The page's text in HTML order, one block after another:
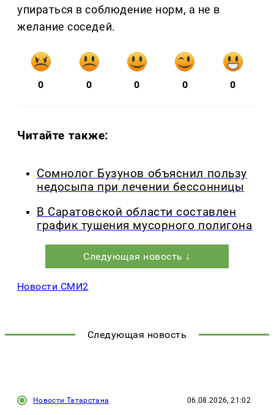
упираться в соблюдение норм, а не в
желание соседей.
0 0 0 0 0
Читайте также:
Сомнолог Бузунов объяснил пользу
недосыпа при лечении бессонницы
В Саратовской области составлен
график тушения мусорного полигона
Следующая новость ↓
Новости СМИ2
Следующая новость
Новости Татарстана 06.08.2026, 21:02